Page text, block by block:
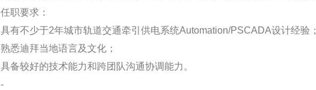
任职要求：
具有不少于2年城市轨道交通牵引供电系统Automation/PSCADA设计经验；
熟悉迪拜当地语言及文化；
具备较好的技术能力和跨团队沟通协调能力。
-